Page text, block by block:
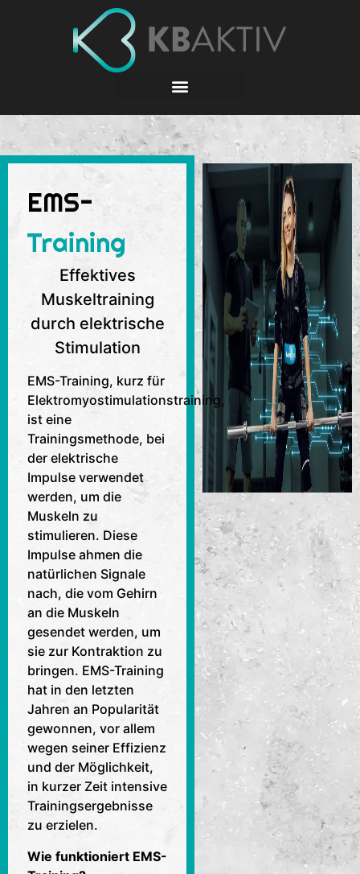
EMS-
Training
Effektives
Muskeltraining
durch elektrische
Stimulation
EMS-Training, kurz für
Elektromyostimulationstraining,
ist eine
Trainingsmethode, bei
der elektrische
Impulse verwendet
werden, um die
Muskeln zu
stimulieren. Diese
Impulse ahmen die
natürlichen Signale
nach, die vom Gehirn
an die Muskeln
gesendet werden, um
sie zur Kontraktion zu
bringen. EMS-Training
hat in den letzten
Jahren an Popularität
gewonnen, vor allem
wegen seiner Effizienz
und der Möglichkeit,
in kurzer Zeit intensive
Trainingsergebnisse
zu erzielen.
Wie funktioniert EMS-